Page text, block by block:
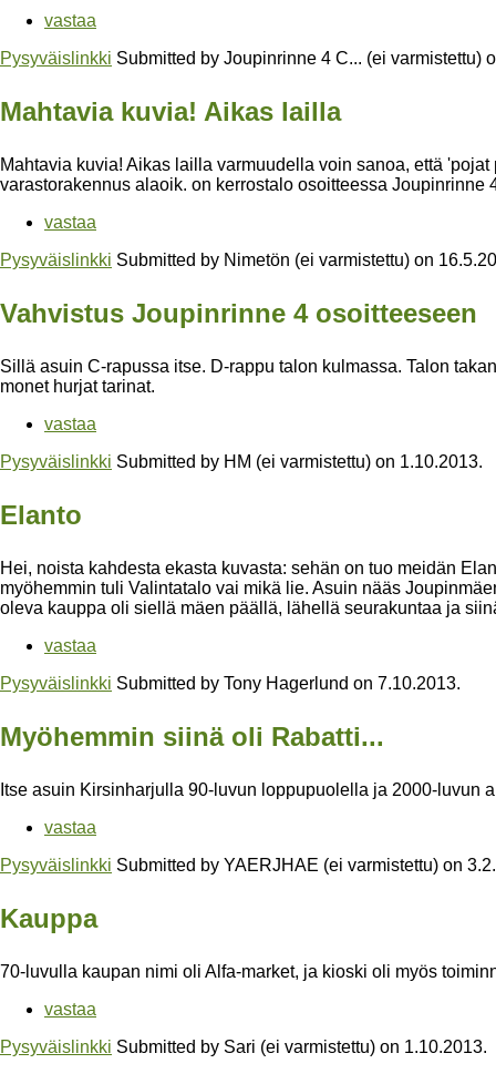
vastaa
Pysyväislinkki Submitted by Joupinrinne 4 C... (ei varmistettu)
Mahtavia kuvia! Aikas lailla
Mahtavia kuvia! Aikas lailla varmuudella voin sanoa, että
varastorakennus alaoik. on kerrostalo osoitteessa Joupinrinne
vastaa
Pysyväislinkki Submitted by Nimetön (ei varmistettu) on
Vahvistus Joupinrinne 4 osoitteeseen
Sillä asuin C-rapussa itse. D-rappu talon kulmassa. Talon
monet hurjat tarinat.
vastaa
Pysyväislinkki Submitted by HM (ei varmistettu) on 1.10.2013.
Elanto
Hei, noista kahdesta ekasta kuvasta: sehän on tuo meidän
myöhemmin tuli Valintatalo vai mikä lie. Asuin nääs
oleva kauppa oli siellä mäen päällä, lähellä seurakuntaa ja
vastaa
Pysyväislinkki Submitted by Tony Hagerlund on 7.10.2013.
Myöhemmin siinä oli Rabatti...
Itse asuin Kirsinharjulla 90-luvun loppupuolella ja 2000-luvun
vastaa
Pysyväislinkki Submitted by YAERJHAE (ei varmistettu) on
Kauppa
70-luvulla kaupan nimi oli Alfa-market, ja kioski oli myös
vastaa
Pysyväislinkki Submitted by Sari (ei varmistettu) on 1.10.2013.